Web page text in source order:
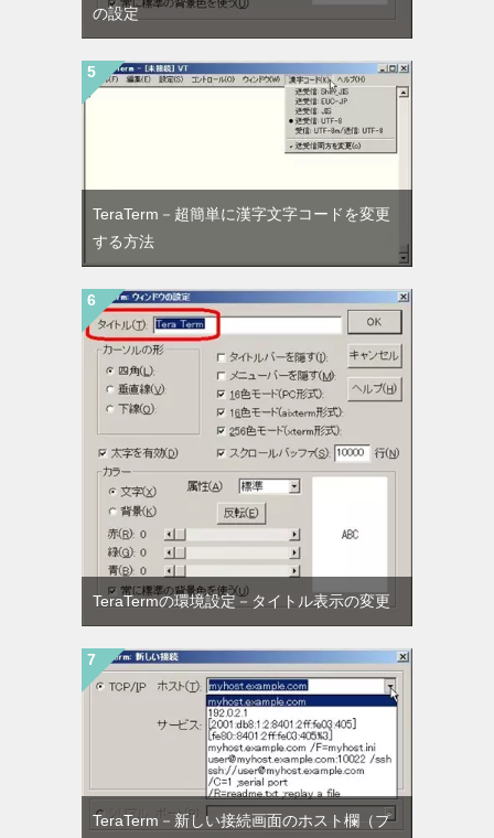
の設定
TeraTerm－超簡単に漢字文字コードを変更
する方法
TeraTermの環境設定－タイトル表示の変更
TeraTerm－新しい接続画面のホスト欄（プ